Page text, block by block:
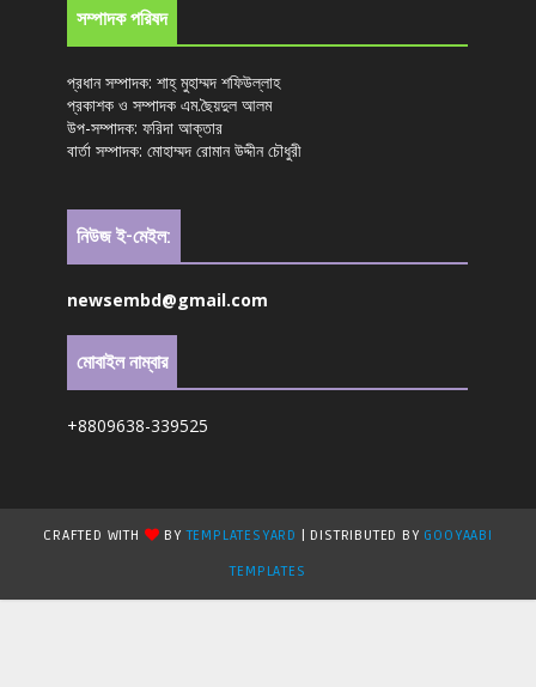
সম্পাদক পরিষদ
প্রধান সম্পাদক: শাহ্ মুহাম্মদ শফিউল্লাহ
প্রকাশক ও সম্পাদক এম.ছৈয়দুল আলম
উপ-সম্পাদক: ফরিদা আক্তার
বার্তা সম্পাদক: মোহাম্মদ রোমান উদ্দীন চৌধুরী
নিউজ ই-মেইল:
newsembd@gmail.com
মোবাইল নাম্বার
+8809638-339525
CRAFTED WITH BYTEMPLATESYARD | DISTRIBUTED BY GOOYAABI
TEMPLATES